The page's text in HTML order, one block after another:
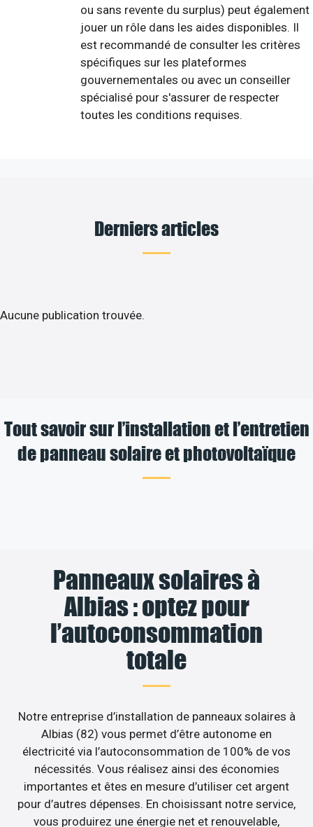
ou sans revente du surplus) peut également
jouer un rôle dans les aides disponibles. Il
est recommandé de consulter les critères
spécifiques sur les plateformes
gouvernementales ou avec un conseiller
spécialisé pour s'assurer de respecter
toutes les conditions requises.
Derniers articles
Aucune publication trouvée.
Tout savoir sur l’installation et l’entretien
de panneau solaire et photovoltaïque
Panneaux solaires à
Albias : optez pour
l’autoconsommation
totale
Notre entreprise d’installation de panneaux solaires à
Albias (82) vous permet d’être autonome en
électricité via l’autoconsommation de 100% de vos
nécessités. Vous réalisez ainsi des économies
importantes et êtes en mesure d’utiliser cet argent
pour d’autres dépenses. En choisissant notre service,
vous produirez une énergie net et renouvelable,